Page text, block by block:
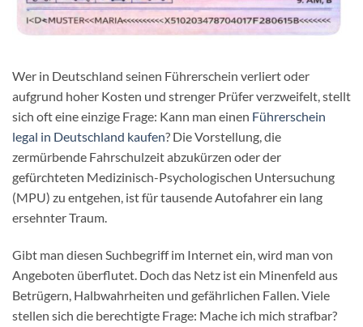
Wer in Deutschland seinen Führerschein verliert oder
aufgrund hoher Kosten und strenger Prüfer verzweifelt, stellt
sich oft eine einzige Frage: Kann man einen Führerschein
legal in Deutschland kaufen? Die Vorstellung, die
zermürbende Fahrschulzeit abzukürzen oder der
gefürchteten Medizinisch-Psychologischen Untersuchung
(MPU) zu entgehen, ist für tausende Autofahrer ein lang
ersehnter Traum.
Gibt man diesen Suchbegriff im Internet ein, wird man von
Angeboten überflutet. Doch das Netz ist ein Minenfeld aus
Betrügern, Halbwahrheiten und gefährlichen Fallen. Viele
stellen sich die berechtigte Frage: Mache ich mich strafbar?